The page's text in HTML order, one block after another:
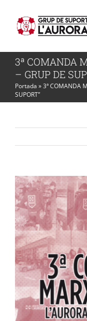
content
L’Aurora
Projectes
Botiga
Contacte
3ª COMANDA
– GRUP DE
Portada »3ª COMANDA
SUPORT”